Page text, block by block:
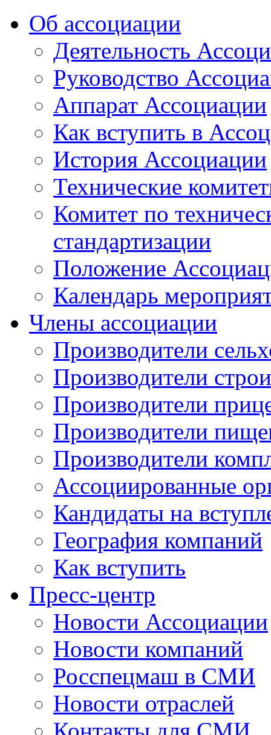
Об ассоциации
Деятельность
Руководство
Аппарат Ассоциации
Как вступить в
История Ассоциации
Технические
Комитет по
стандартизации
Положение
Календарь
Члены ассоциации
Производители
Производители
Производители
Производители
Производители
Ассоциированные
Кандидаты на
География компаний
Как вступить
Пресс-центр
Новости Ассоциации
Новости компаний
Росспецмаш в СМИ
Новости отраслей